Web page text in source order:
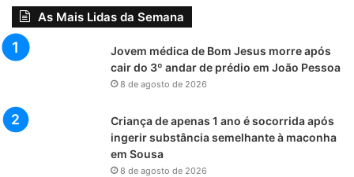
As Mais Lidas da Semana
Jovem médica de Bom Jesus morre após
cair do 3º andar de prédio em João Pessoa
8 de agosto de 2026
Criança de apenas 1 ano é socorrida após
ingerir substância semelhante à maconha
em Sousa
8 de agosto de 2026